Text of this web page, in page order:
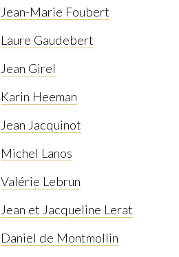
Jean-Marie Foubert
Laure Gaudebert
Jean Girel
Karin Heeman
Jean Jacquinot
Michel Lanos
Valérie Lebrun
Jean et Jacqueline Lerat
Daniel de Montmollin